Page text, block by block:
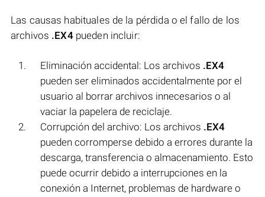
Las causas habituales de la pérdida o el fallo de los
archivos .EX4pueden incluir:
Eliminación accidental: Los archivos .EX4
pueden ser eliminados accidentalmente por el
usuario al borrar archivos innecesarios o al
vaciar la papelera de reciclaje.
Corrupción del archivo: Los archivos .EX4
pueden corromperse debido a errores durante la
descarga, transferencia o almacenamiento. Esto
puede ocurrir debido a interrupciones en la
conexión a Internet, problemas de hardware o